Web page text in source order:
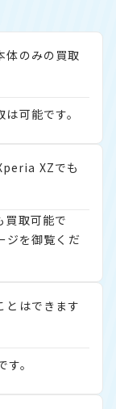
体のみの買取
可能です。
XZでも
買取可能で
ジを御覧くだ
はできます
。